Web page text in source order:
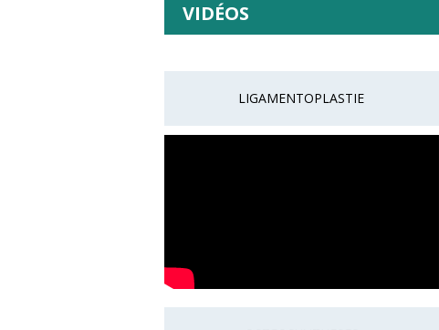
VIDÉOS
LIGAMENTOPLASTIE